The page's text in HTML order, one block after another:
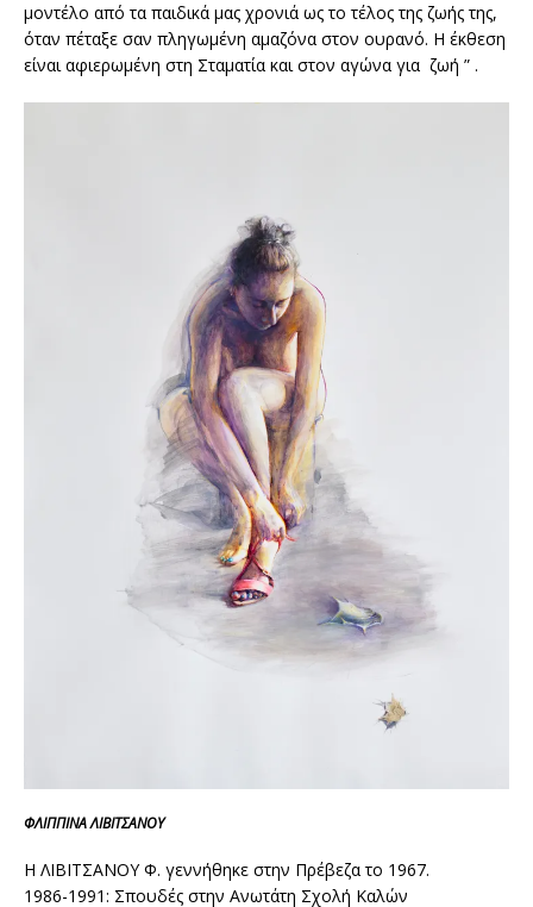
μοντέλο από τα παιδικά μας χρονιά ως το τέλος της ζωής της,
όταν πέταξε σαν πληγωμένη αμαζόνα στον ουρανό. Η έκθεση
είναι αφιερωμένη στη Σταματία και στον αγώνα για ζωή ” .
ΦΛΙΠΠΙΝΑ ΛΙΒΙΤΣΑΝΟΥ
Η ΛΙΒΙΤΣΑNΟΥ Φ. γεννήθηκε στην Πρέβεζα το 1967.
1986-1991: Σπουδές στην Ανωτάτη Σχολή Καλών